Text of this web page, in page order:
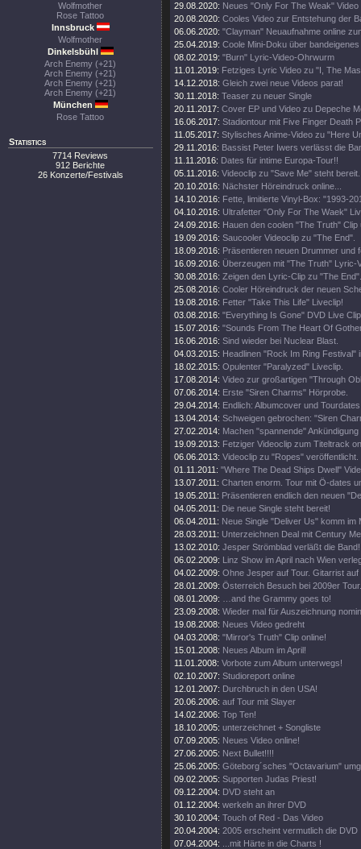
Wolfmother
Rose Tattoo
Innsbruck
Wolfmother
Dinkelsbühl
Arch Enemy (+21)
Arch Enemy (+21)
Arch Enemy (+21)
Arch Enemy (+21)
München
Rose Tattoo
Statistics
7714 Reviews
912 Berichte
26 Konzerte/Festivals
29.08.2020: Neues "Only For The Weak" Video
20.08.2020: Cooles Video zur Entstehung der
06.06.2020: "Clayman" Neuaufnahme online
25.04.2019: Coole Mini-Doku über
08.02.2019: "Burn" Lyric-Video-Ohrwurm
11.01.2019: Fetziges Lyric Video zu "I, The
14.12.2018: Gleich zwei neue Videos parat!
30.11.2018: Teaser zu neuer Single
20.11.2017: Cover EP und Video zu Depeche
16.06.2017: Stadiontour mit Five Finger Death
11.05.2017: Stylisches Anime-Video zu "Here
29.11.2016: Bassist Peter Iwers verlässt die
11.11.2016: Dates für intime Europa-Tour!!
05.11.2016: Videoclip zu "Save Me" steht bereit.
20.10.2016: Nächster Höreindruck online...
14.10.2016: Fette, limitierte Vinyl-Box: "1993-
04.10.2016: Ultrafetter "Only For The Waek"
24.09.2016: Hauen den coolen "The Truth" Clip
19.09.2016: Saucooler Videoclip zu "The End".
18.09.2016: Präsentieren neuen Drummer und
16.09.2016: Überzeugen mit "The Truth" Lyric-
30.08.2016: Zeigen den Lyric-Clip zu "The End".
25.08.2016: Cooler Höreindruck der neuen
19.08.2016: Fetter "Take This Life" Liveclip!
03.08.2016: "Everything Is Gone" DVD Live
15.07.2016: "Sounds From The Heart Of
16.06.2016: Sind wieder bei Nuclear Blast.
04.03.2015: Headlinen "Rock Im Ring Festival"
18.02.2015: Opulenter "Paralyzed" Liveclip.
17.08.2014: Video zur großartigen "Through
07.06.2014: Erste "Siren Charms" Hörprobe.
29.04.2014: Endlich: Albumcover und
13.04.2014: Schweigen gebrochen: "Siren
27.02.2014: Machen "spannende"
19.09.2013: Fetziger Videoclip zum Titeltrack
06.06.2013: Videoclip zu "Ropes" veröffentlicht.
01.11.2011: "Where The Dead Ships Dwell"
13.07.2011: Charten enorm. Tour mit Ö-dates
19.05.2011: Präsentieren endlich den neuen
04.05.2011: Die neue Single steht bereit!
06.04.2011: Neue Single "Deliver Us" komm im
28.03.2011: Unterzeichnen Deal mit Century
13.02.2010: Jesper Strömblad verläßt die Band!
06.02.2009: Linz Show im April nach Wien
04.02.2009: Ohne Jesper auf Tour. Gitarrist auf
28.01.2009: Österreich Besuch bei 2009er Tour.
08.01.2009:
…and the Grammy goes to!
23.09.2008: Wieder mal für Auszeichnung
19.08.2008: Neues Video gedreht
04.03.2008: "Mirror's Truth" Clip online!
15.01.2008: Neues Album im April!
11.01.2008: Vorbote zum Album unterwegs!
02.10.2007: Studioreport online
12.01.2007: Durchbruch in den USA!
20.06.2006: auf Tour mit Slayer
14.02.2006: Top Ten!
18.10.2005: unterzeichnet + Songliste
07.09.2005: Neues Video online!
27.06.2005: Next Bullet!!!!
25.06.2005: Göteborg´sches "Octavarium"
09.02.2005: Supporten Judas Priest!
09.12.2004: DVD steht an
01.12.2004: werkeln an ihrer DVD
30.10.2004: Touch of Red - Das Video
20.04.2004: 2005 erscheint vermutlich die DVD
07.04.2004:
...mit Härte in die Charts !